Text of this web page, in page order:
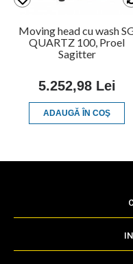
Moving head cu wash
QUARTZ 100, Proel
Sagitter
5.252,98 Lei
ADAUGĂ ÎN COŞ